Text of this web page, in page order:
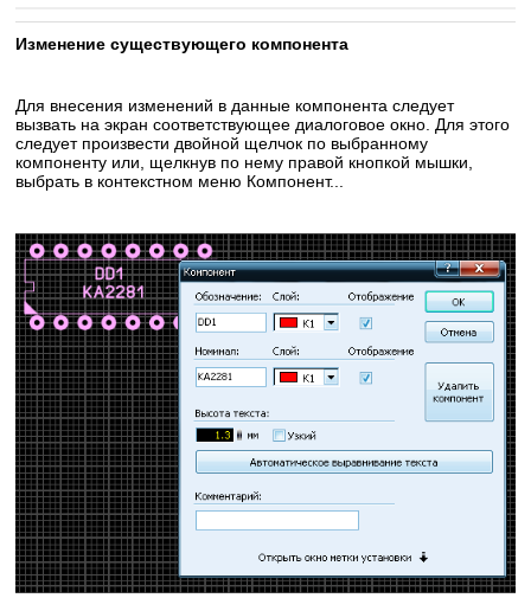
Изменение существующего компонента
Для внесения изменений в данные компонента следует
вызвать на экран соответствующее диалоговое окно. Для этого
следует произвести двойной щелчок по выбранному
компоненту или, щелкнув по нему правой кнопкой мышки,
выбрать в контекстном меню Компонент...